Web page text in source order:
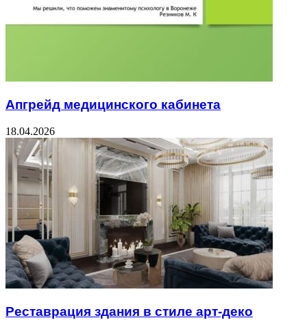
Апгрейд медицинского кабинета
18.04.2026
Реставрация здания в стиле арт-деко